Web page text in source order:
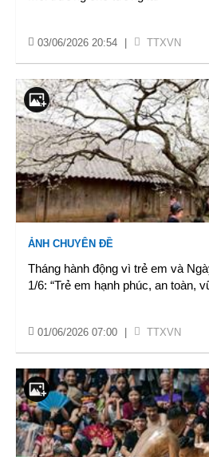
03/06/2026 20:54 TTXVN
ẢNH CHUYÊN ĐỀ
Tháng hành động vì trẻ em và
1/6: “Trẻ em hạnh phúc, an toàn,
01/06/2026 07:00 TTXVN